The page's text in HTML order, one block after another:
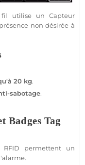
utilise un Capteur
présencenon désirée à
20 kg.
sabotage.
Badges Tag
RFID permettent un
.